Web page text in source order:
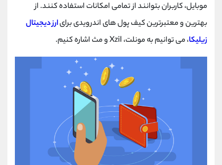
موبایل، کاربران بتوانند از تمامی امکانات استفاده کنند. از
بهترین و معتبرترین کیف پول های اندرویدی برایارز دیجیتال
زیلیکا، می توانیم به مونلت، Xzil و مث اشاره کنیم.